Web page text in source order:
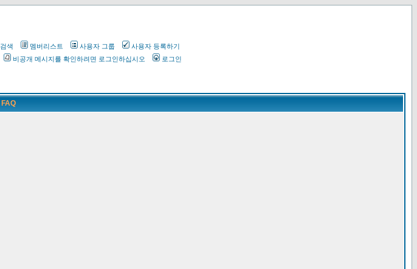
검색 멤버리스트 사용자 그룹
사용자 등록하기
비공개 메시지를 확인하려면 로그인하십시오 로그인
FAQ